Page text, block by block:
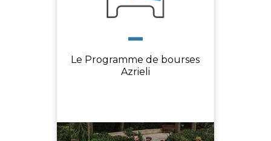
-
Le Programme de bourses
Azrieli